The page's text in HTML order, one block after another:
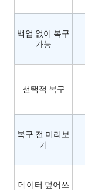
백업 없이 복구
가능
선택적 복구
복구 전 미리보
기
데이터 덮어쓰